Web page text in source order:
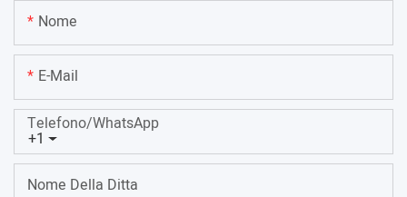
Nome
E-Mail
+1
Telefono/WhatsApp
Nome Della Ditta